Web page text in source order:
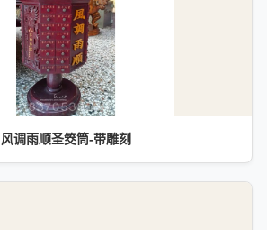
风调雨顺圣筊筒-带雕刻